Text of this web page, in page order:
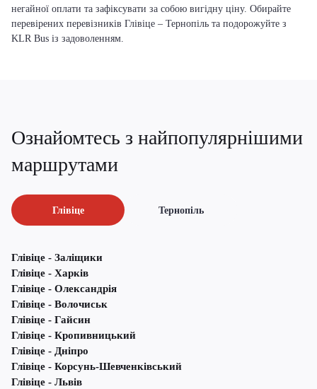
негайної оплати та зафіксувати за собою вигідну ціну. Обирайте
перевірених перевізників Глівіце – Тернопіль та подорожуйте з
KLR Bus із задоволенням.
Ознайомтесь з найпопулярнішими
маршрутами
Глівіце Тернопіль
Глівіце - Заліщики
Глівіце - Харків
Глівіце - Олександрія
Глівіце - Волочиськ
Глівіце - Гайсин
Глівіце - Кропивницький
Глівіце - Дніпро
Глівіце - Корсунь-Шевченківський
Глівіце - Львів